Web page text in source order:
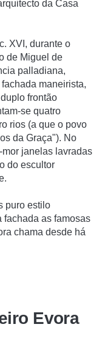
da Casa
XVI, durante o
de Miguel de
palladiana,
maneirista,
frontão
se quatro
rios (a que o povo
da Graça"). No
janelas lavradas
do escultor
puro estilo
fachada as famosas
chama desde há
Evora